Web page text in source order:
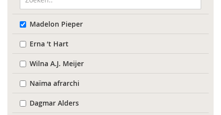
Madelon Pieper
Erna ‘t Hart
Wilna A.J. Meijer
Naïma afrarchi
Dagmar Alders